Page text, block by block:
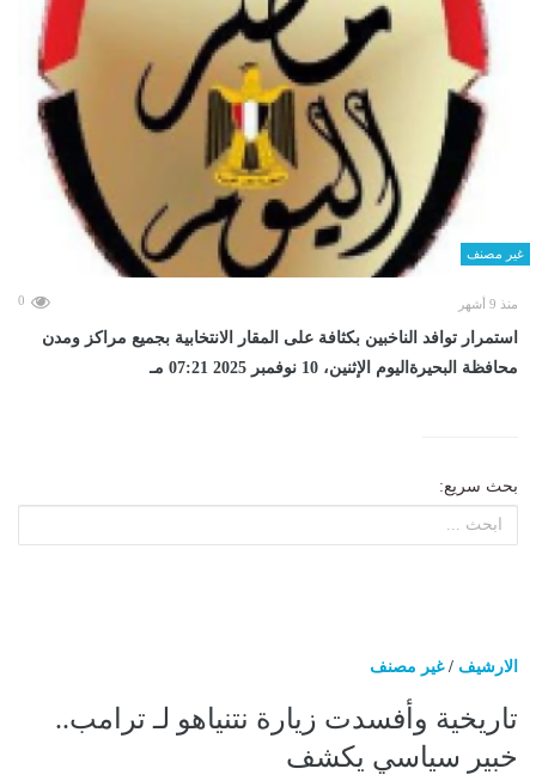
غير مصنف
منذ 9 أشهر 0
استمرار توافد الناخبين بكثافة على المقار الانتخابية بجميع مراكز ومدن
محافظة البحيرةاليوم الإثنين، 10 نوفمبر 2025 07:21 مـ
بحث سريع:
الارشيف /غير مصنف
تاريخية وأفسدت زيارة نتنياهو لـ ترامب..
خبير سياسي يكشف